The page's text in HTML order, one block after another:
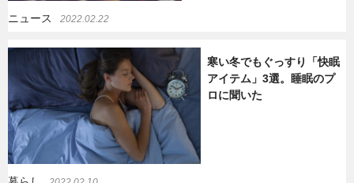
ニュース 2022.02.22
寒い冬でもぐっすり「快眠
アイテム」3選。睡眠のプ
ロに聞いた